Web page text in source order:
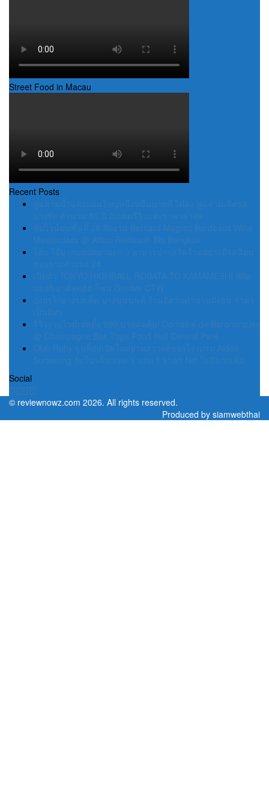
Street Food in Macau
Recent Posts
Social
© reviewnowz.com 2026. All rights reserved.
Produced by siamwebthai